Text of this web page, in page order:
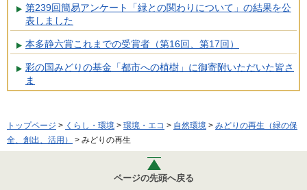
第239回簡易アンケート「緑との関わりについて」の結果を公
表しました
本多静六賞これまでの受賞者（第16回、第17回）
彩の国みどりの基金「都市への植樹」に御寄附いただいた皆さ
ま
トップページ > くらし・環境 > 環境・エコ > 自然環境 > みどりの再生（緑の保
全、創出、活用）
> みどりの再生
ページの先頭へ戻る